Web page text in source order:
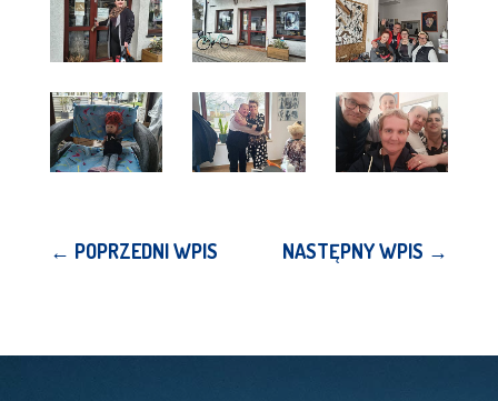
← POPRZEDNI WPIS NASTĘPNY WPIS →